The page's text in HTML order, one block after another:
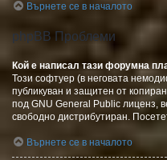
Върнете се в началото
phpBB Проблеми
Кой е написал тази форумна
Този софтуер (в неговата
публикуван и защитен от
под GNU General Public лиценз,
свободно дистрибутиран.
Върнете се в началото